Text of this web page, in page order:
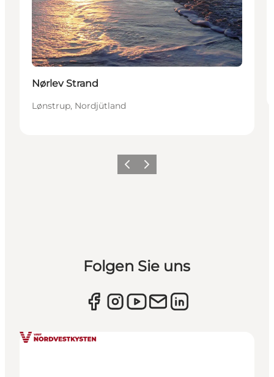
Nørlev Strand
Lønstrup, Nordjütland
ZurückWeiter
Folgen Sie uns